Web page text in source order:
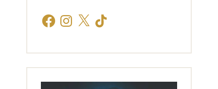
FacebookInstagram
X TikTok